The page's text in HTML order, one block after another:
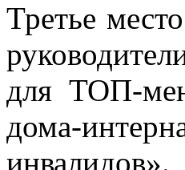
Третье
для ТОП-
дома-